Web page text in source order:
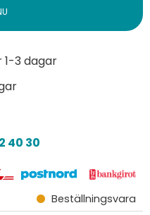
1-3 dagar
40 30
Beställningsvara